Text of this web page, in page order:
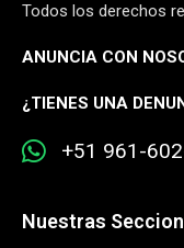
Todos los derechos
ANUNCIA CON
¿TIENES UNA
+51 961-
Nuestras